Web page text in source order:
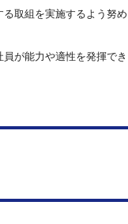
取組を実施するよう努め
が能力や適性を発揮でき